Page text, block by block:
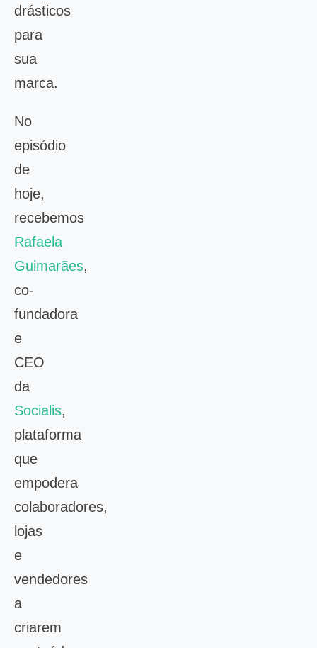
drásticos
para
sua
marca.
No
episódio
de
hoje,
recebemos
Rafaela
Guimarães,
co-
fundadora
e
CEO
da
Socialis,
plataforma
que
empodera
colaboradores,
lojas
e
vendedores
a
criarem